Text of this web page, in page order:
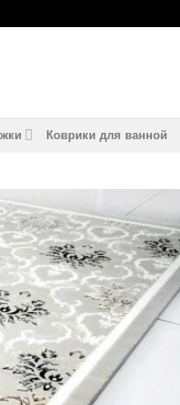
Коврики для ванной
Добавить
в
избранное